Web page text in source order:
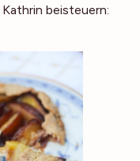
beisteuern: